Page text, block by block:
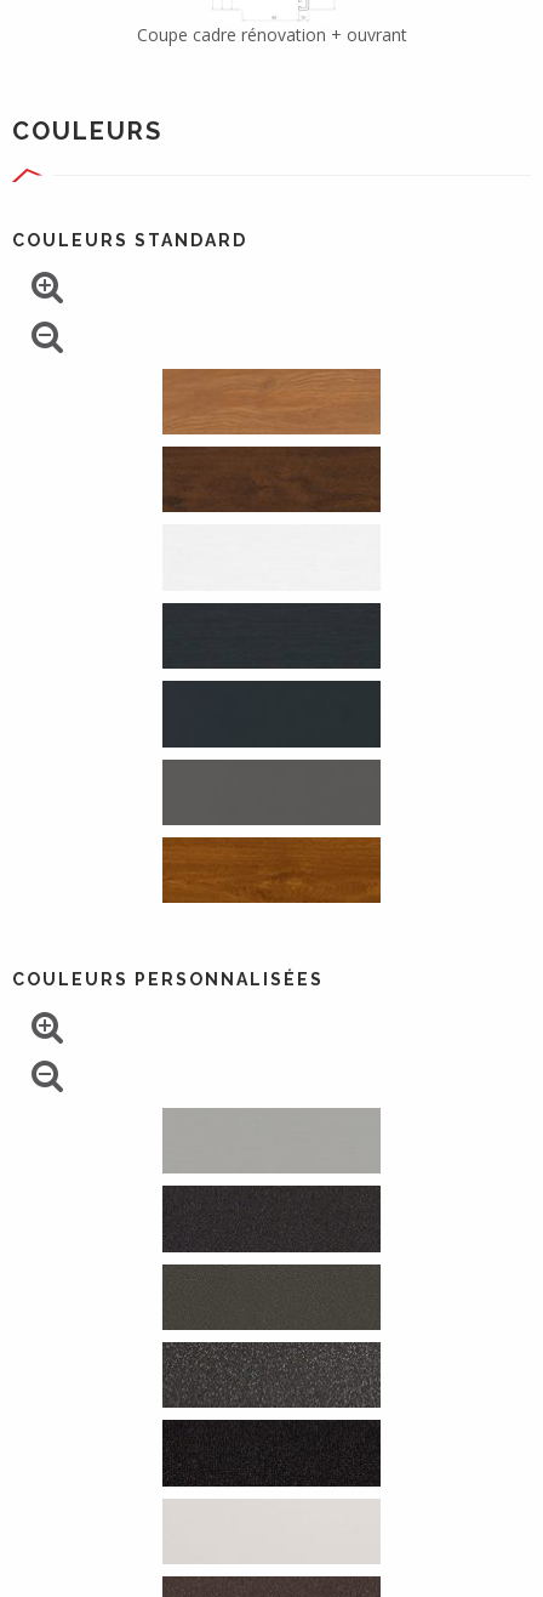
Coupe cadre rénovation + ouvrant
COULEURS
COULEURS STANDARD
COULEURS PERSONNALISÉES